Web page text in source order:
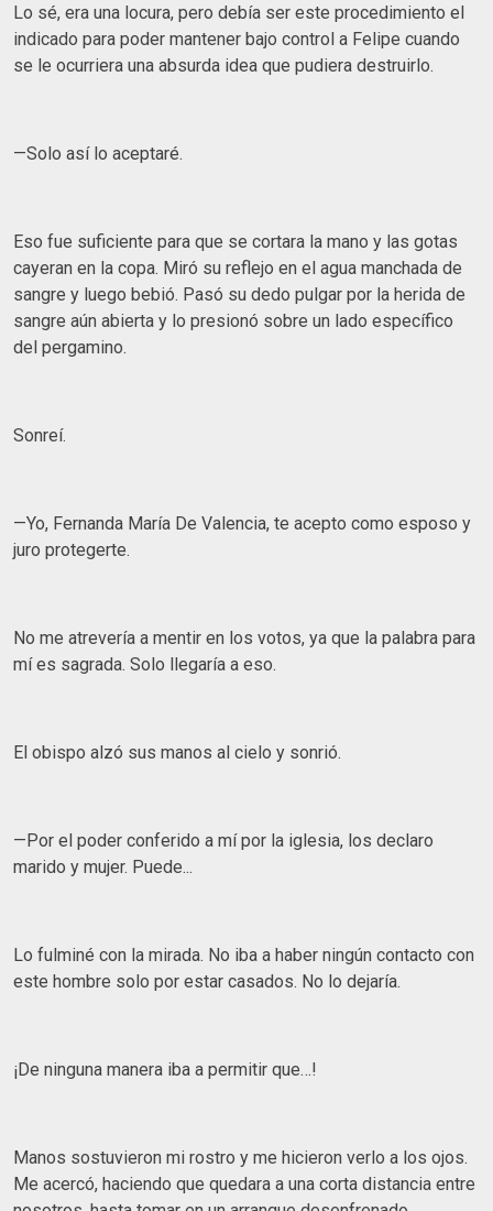
Lo sé, era una locura, pero debía ser este procedimiento el
indicado para poder mantener bajo control a Felipe cuando
se le ocurriera una absurda idea que pudiera destruirlo.
—Solo así lo aceptaré.
Eso fue suficiente para que se cortara la mano y las gotas
cayeran en la copa. Miró su reflejo en el agua manchada de
sangre y luego bebió. Pasó su dedo pulgar por la herida de
sangre aún abierta y lo presionó sobre un lado específico
del pergamino.
Sonreí.
—Yo, Fernanda María De Valencia, te acepto como esposo y
juro protegerte.
No me atrevería a mentir en los votos, ya que la palabra para
mí es sagrada. Solo llegaría a eso.
El obispo alzó sus manos al cielo y sonrió.
—Por el poder conferido a mí por la iglesia, los declaro
marido y mujer. Puede...
Lo fulminé con la mirada. No iba a haber ningún contacto con
este hombre solo por estar casados. No lo dejaría.
¡De ninguna manera iba a permitir que…!
Manos sostuvieron mi rostro y me hicieron verlo a los ojos.
Me acercó, haciendo que quedara a una corta distancia entre